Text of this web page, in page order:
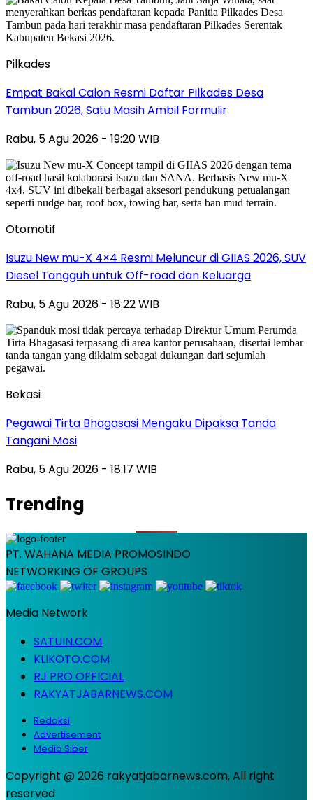
Pilkades
Empat Bakal Calon Resmi Daftar Pilkades Desa
Tambun 2026, Satu Masih Ambil Formulir
Rabu, 5 Agu 2026 - 19:20 WIB
Otomotif
Isuzu New mu-X 4×4 Resmi Meluncur di GIIAS 2026, SUV
Diesel Tangguh untuk Off-road dan Keluarga
Rabu, 5 Agu 2026 - 18:22 WIB
Bekasi
Pegawai Tirta Bhagasasi Mengaku Dipaksa Tanda
Tangani Mosi
Rabu, 5 Agu 2026 - 18:17 WIB
Trending
PT. WAHANA MEDIA PROMOSINDO
NETWORKING OF GROUPS
Media Network
SATUIN.COM
KLIKOTO.COM
RJ PRO OFFICIAL
RAKYATJABARNEWS.COM
Redaksi
Advertisement
Media Siber
Copyright @ 2026 rakyatjabarnews.com, All right
reserved